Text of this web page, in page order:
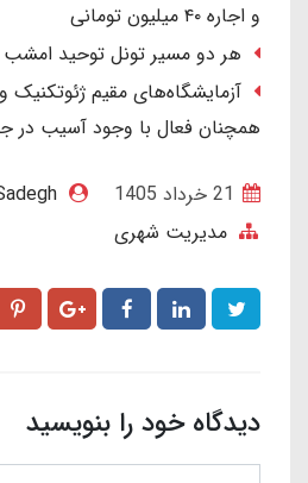
و اجاره ۴۰ میلیون تومانی
هر دو مسیر تونل توحید
آزمایشگاه‌های مقیم
همچنان فعال با وجود آسیب در
مدیریت شهری
دیدگاه خود را بنویسید